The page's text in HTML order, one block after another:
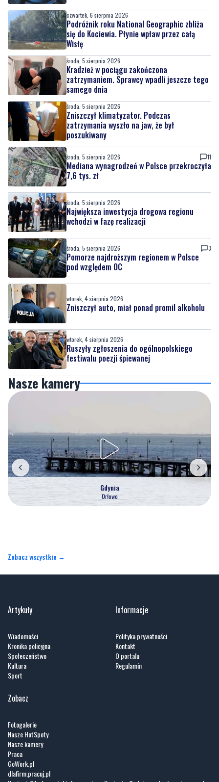
czwartek, 6 sierpnia 2026
Podróżnik roku National Geographic zbliża
się do Kociewia. Płynie wpław przez całą
Wisłę
środa, 5 sierpnia 2026
Kradzież w pociągu zakończona
zatrzymaniem. Sprawcy wpadli jeszcze tego
samego dnia
środa, 5 sierpnia 2026
Zniszczył klimatyzator. Podczas
zatrzymania wyszło na jaw, że był
poszukiwany
środa, 5 sierpnia 2026 11
Mediana wynagrodzeń w Polsce przekroczyła
7,6 tys. zł
środa, 5 sierpnia 2026
Największa inwestycja drogowa regionu
wchodzi w fazę realizacji
środa, 5 sierpnia 2026 3
Pomorze najdroższym regionem w Polsce
pod względem OC
wtorek, 4 sierpnia 2026
Zniszczył auto, miał ponad promil alkoholu
wtorek, 4 sierpnia 2026
Ruszyły zgłoszenia do ogólnopolskiego
festiwalu poezji śpiewanej
Nasze kamery
Gdynia
Orłowo
Zobacz wszystkie →
Artykuły
Wiadomości
Kronika policyjna
Społeczeństwo
Kultura
Sport
Informacje
Polityka prywatności
Kontakt
O portalu
Regulamin
Zobacz
Fotogalerie
Nasze HotSpoty
Nasze kamery
Praca
GoWork.pl
dlafirm.pracuj.pl